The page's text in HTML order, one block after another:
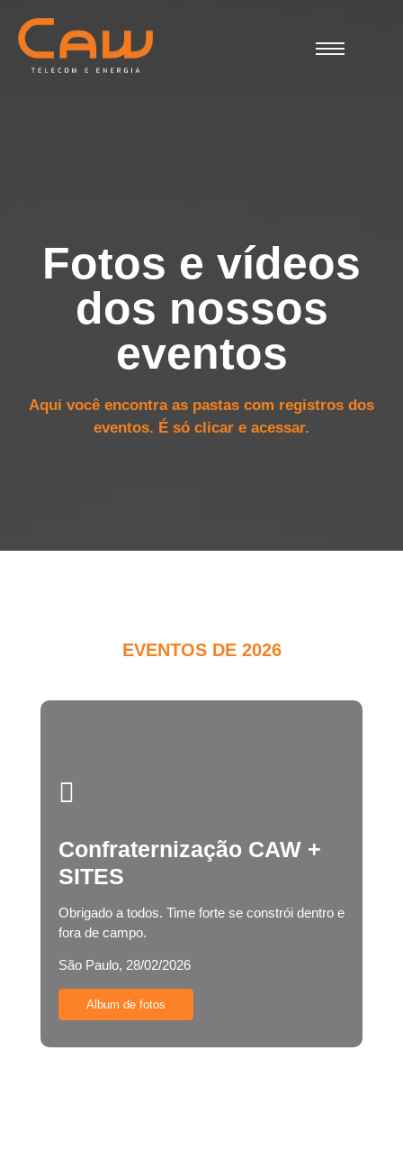
Fotos e vídeos
dos nossos
eventos
Aqui você encontra as pastas com registros dos
eventos. É só clicar e acessar.
EVENTOS DE 2026
Confraternização CAW +
SITES
Obrigado a todos. Time forte se constrói dentro e
fora de campo.
São Paulo, 28/02/2026
Album de fotos